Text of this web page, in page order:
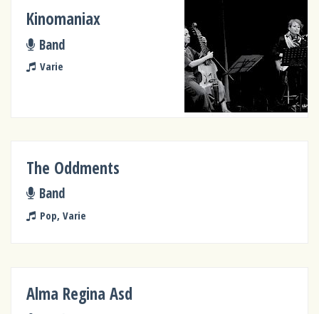
Kinomaniax
Band
Varie
The Oddments
Band
Pop, Varie
Alma Regina Asd